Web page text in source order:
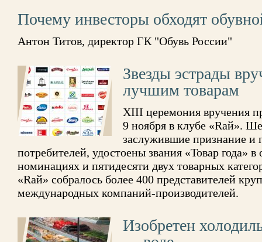
Почему инвесторы обходят
Антон Титов, директор ГК "Обувь России"
Звезды эстрады
лучшим товарам
XIII церемония вручения
9 ноября в клубе «Rай».
заслужившие признание и
потребителей, удостоены звания «Товар года»
номинациях и пятидесяти двух товарных
«Rай» собралось более 400 представителей
международных компаний-производителей.
Изобретен